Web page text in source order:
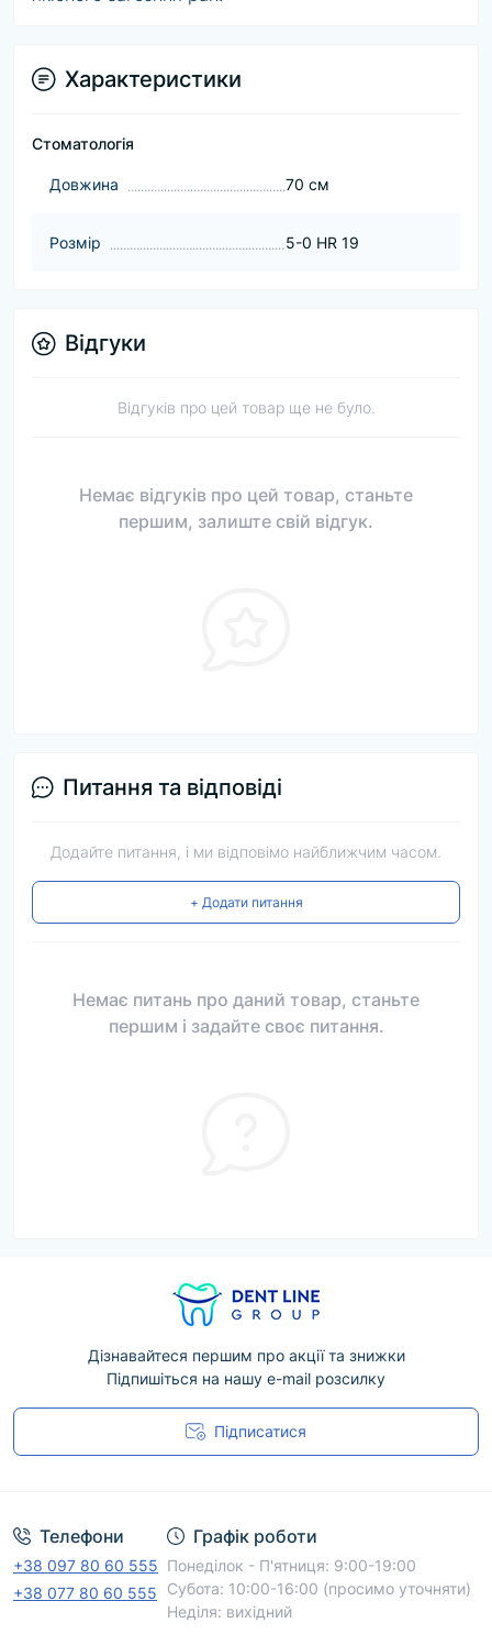
Характеристики
Стоматологія
Довжина 70 см
Розмір 5-0 HR 19
Відгуки
Відгуків про цей товар ще не було.
Немає відгуків про цей товар, станьте
першим, залиште свій відгук.
Питання та відповіді
Додайте питання, і ми відповімо найближчим часом.
+ Додати питання
Немає питань про даний товар, станьте
першим і задайте своє питання.
Дізнавайтеся першим про акції та знижки
Підпишіться на нашу e-mail розсилку
Підписатися
Телефони
+38 097 80 60 555
+38 077 80 60 555
Графік роботи
Понеділок - П'ятниця: 9:00-19:00
Субота: 10:00-16:00 (просимо уточняти)
Неділя: вихідний